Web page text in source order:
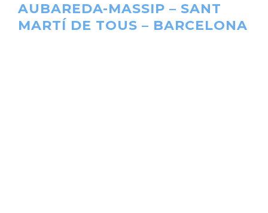
AUBAREDA-MASSIP – SANT
MARTÍ DE TOUS – BARCELONA